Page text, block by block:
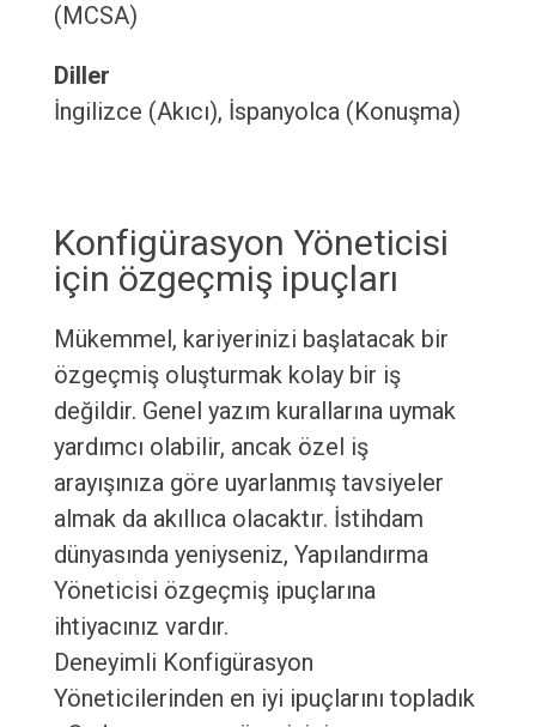
(MCSA)
Diller
İngilizce (Akıcı), İspanyolca (Konuşma)
Konfigürasyon Yöneticisi
için özgeçmiş ipuçları
Mükemmel, kariyerinizi başlatacak bir
özgeçmiş oluşturmak kolay bir iş
değildir. Genel yazım kurallarına uymak
yardımcı olabilir, ancak özel iş
arayışınıza göre uyarlanmış tavsiyeler
almak da akıllıca olacaktır. İstihdam
dünyasında yeniyseniz, Yapılandırma
Yöneticisi özgeçmiş ipuçlarına
ihtiyacınız vardır.
Deneyimli Konfigürasyon
Yöneticilerinden en iyi ipuçlarını topladık